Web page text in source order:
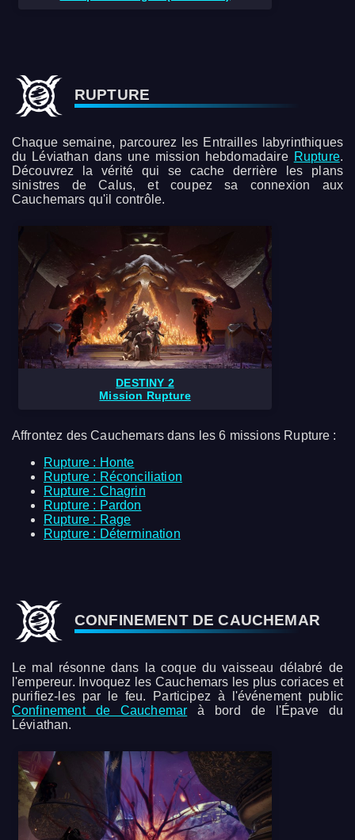
RUPTURE
Chaque semaine, parcourez les Entrailles labyrinthiques
du Léviathan dans une mission hebdomadaire Rupture.
Découvrez la vérité qui se cache derrière les plans
sinistres de Calus, et coupez sa connexion aux
Cauchemars qu'il contrôle.
DESTINY 2
Mission Rupture
Affrontez des Cauchemars dans les 6 missions Rupture :
Rupture : Honte
Rupture : Réconciliation
Rupture : Chagrin
Rupture : Pardon
Rupture : Rage
Rupture : Détermination
CONFINEMENT DE CAUCHEMAR
Le mal résonne dans la coque du vaisseau délabré de
l'empereur. Invoquez les Cauchemars les plus coriaces et
purifiez-les par le feu. Participez à l'événement public
Confinement de Cauchemar à bord de l'Épave du
Léviathan.